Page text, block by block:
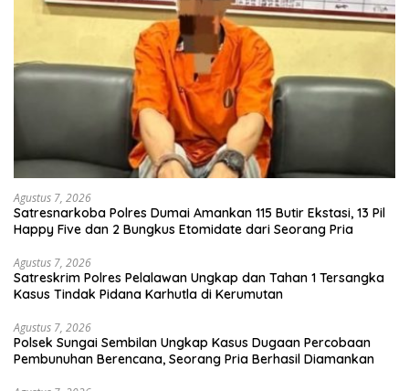
Agustus 7, 2026
Satresnarkoba Polres Dumai Amankan 115 Butir Ekstasi, 13 Pil
Happy Five dan 2 Bungkus Etomidate dari Seorang Pria
Agustus 7, 2026
Satreskrim Polres Pelalawan Ungkap dan Tahan 1 Tersangka
Kasus Tindak Pidana Karhutla di Kerumutan
Agustus 7, 2026
Polsek Sungai Sembilan Ungkap Kasus Dugaan Percobaan
Pembunuhan Berencana, Seorang Pria Berhasil Diamankan